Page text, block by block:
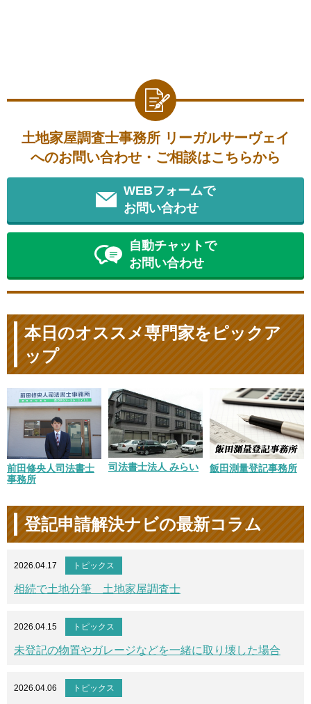
土地家屋調査士事務所 リーガルサーヴェイ
へのお問い合わせ・ご相談はこちらから
WEBフォームで
お問い合わせ
自動チャットで
お問い合わせ
本日のオススメ専門家をピックア
ップ
前田修央人司法書士
事務所
司法書士法人 みらい 飯田測量登記事務所
登記申請解決ナビの最新コラム
2026.04.17 トピックス
相続で土地分筆 土地家屋調査士
2026.04.15 トピックス
未登記の物置やガレージなどを一緒に取り壊した場合
2026.04.06 トピックス